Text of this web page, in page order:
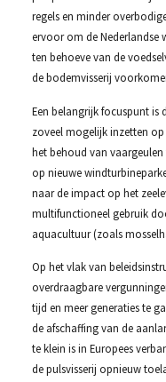
regels en minder
ervoor om de Nederlandse
ten behoeve van de
de bodemvisserij
Een belangrijk focuspunt is
zoveel mogelijk inzetten
het behoud van
op nieuwe
naar de impact op het
multifunctioneel gebruik
aquacultuur (zoals
Op het vlak van
overdraagbare
tijd en meer generaties te
de afschaffing van de
te klein is in Europees
de pulsvisserij opnieuw